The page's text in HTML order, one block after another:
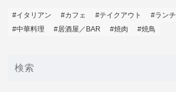
#イタリアン #カフェ #テイクアウト #ランチ
#中華料理
#居酒屋／BAR #焼肉 #焼鳥